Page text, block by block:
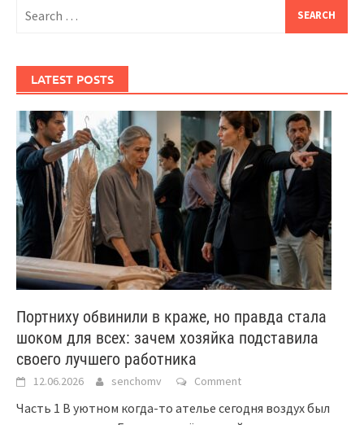
for:
LATEST POSTS
Портниху обвинили в краже, но правда стала
шоком для всех: зачем хозяйка подставила
своего лучшего работника
12.06.2026 senchomv Comment
Часть 1 В уютном когда-то ателье сегодня воздух был